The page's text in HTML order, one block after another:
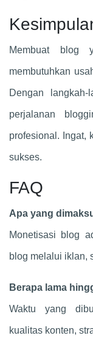
Membuat blog
membutuhkan
Dengan
perjalanan
profesional. Ingat,
sukses.
FAQ
Apa yang
Monetisasi blog
blog melalui iklan,
Berapa lama
Waktu yang
kualitas konten,